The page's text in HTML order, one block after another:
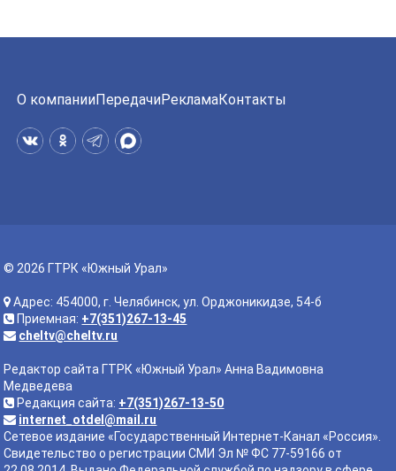
О компанииПередачиРекламаКонтакты
© 2026 ГТРК «Южный Урал»
Адрес: 454000, г. Челябинск, ул. Орджоникидзе, 54-б
Приемная: +7(351)267-13-45
cheltv@cheltv.ru
Редактор сайта ГТРК «Южный Урал» Анна Вадимовна
Медведева
Редакция сайта: +7(351)267-13-50
internet_otdel@mail.ru
Сетевое издание «Государственный Интернет-Канал «Россия».
Свидетельство о регистрации СМИ Эл № ФС 77-59166 от